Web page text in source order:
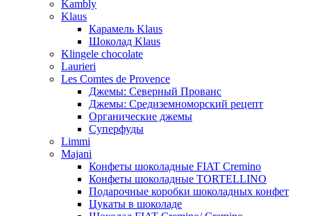
Kambly
Klaus
Карамель Klaus
Шоколад Klaus
Klingele chocolate
Laurieri
Les Comtes de Provence
Джемы: Северный Прованс
Джемы: Средиземноморский рецепт
Органические джемы
Суперфуды
Limmi
Majani
Конфеты шоколадные FIAT Cremino
Конфеты шоколадные TORTELLINO
Подарочные коробки шоколадных конфет
Цукаты в шоколаде